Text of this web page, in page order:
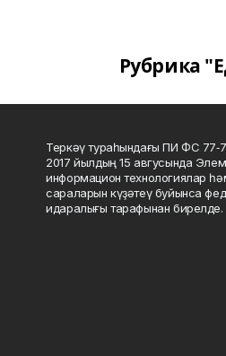
Рубрика
Теркәү тураһындағы ПИ ФС
2017 йылдың 15 авгусында
информацион технологиялар
сараларын күҙәтеү буйынса
идаралығы тарафынан бирелде.